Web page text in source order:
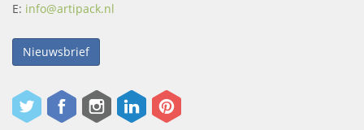
E: info@artipack.nl
Nieuwsbrief